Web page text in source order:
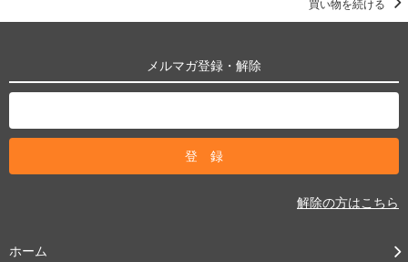
買い物を続ける
メルマガ登録・解除
解除の方はこちら
ホーム